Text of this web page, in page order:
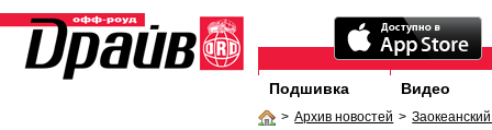
Подшивка Видео
> Архив новостей >